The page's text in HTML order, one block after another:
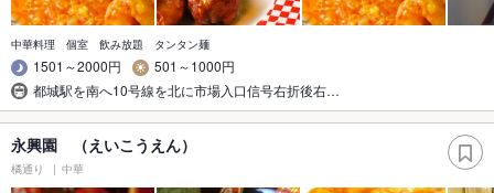
中華料理 個室 飲み放題 タンタン麺
1501～2000円
501～1000円
都城駅を南へ10号線を北に市場入口信号右折後右…
永興園 （えいこうえん）
橘通り 中華